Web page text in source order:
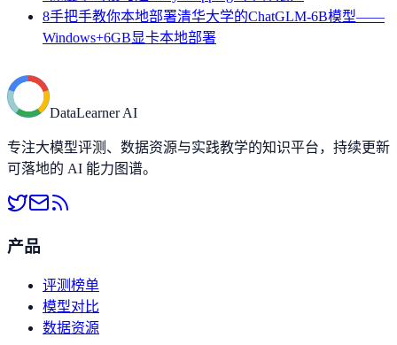
8手把手教你本地部署清华大学的ChatGLM-6B模型——
Windows+6GB显卡本地部署
DataLearner AI
专注大模型评测、数据资源与实践教学的知识平台，持续更新
可落地的 AI 能力图谱。
产品
评测榜单
模型对比
数据资源